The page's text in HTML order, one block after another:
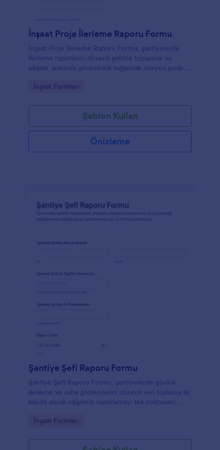
İnşaat Proje İlerleme Raporu Formu
İnşaat Proje İlerleme Raporu Formu, şantiyelerde
ilerleme raporlarını düzenli şekilde toplamak ve
ekipler arasında görünürlük sağlamak isteyen proje
şablonudur.
Go to Category:
İnşaat Formları
Şablon Kullan
Önizleme
Şantiye Şefi Raporu Formu
Şantiye Şefi Raporu Formu, şantiyelerde günlük
ilerleme ve saha gözlemlerini düzenli veri toplama ile
kayda alarak ekiplerin raporlamayı tek noktadan
Go to Category:
İnşaat Formları